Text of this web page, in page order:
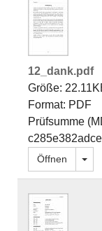
12_dank.pdf
Größe:
Format: PDF
Prüfsumme
Öffnen